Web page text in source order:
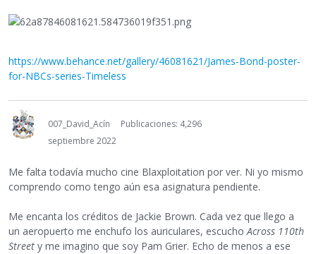
https://www.behance.net/gallery/46081621/James-Bond-poster-
for-NBCs-series-Timeless
007_David_Acín
Publicaciones: 4,296
septiembre 2022
Me falta todavía mucho cine Blaxploitation por ver. Ni yo mismo
comprendo como tengo aún esa asignatura pendiente.
Me encanta los créditos de Jackie Brown. Cada vez que llego a
un aeropuerto me enchufo los auriculares, escuchoAcross 110th
Street y me imagino que soy Pam Grier. Echo de menos a ese